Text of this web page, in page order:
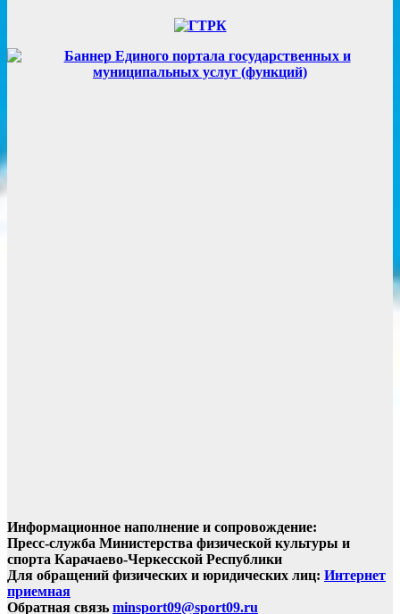
Информационное наполнение и сопровождение:
Пресс-служба Министерства физической культуры и
спорта Карачаево-Черкесской Республики
Для обращений физических и юридических лиц: Интернет
приемная
Обратная связь minsport09@sport09.ru